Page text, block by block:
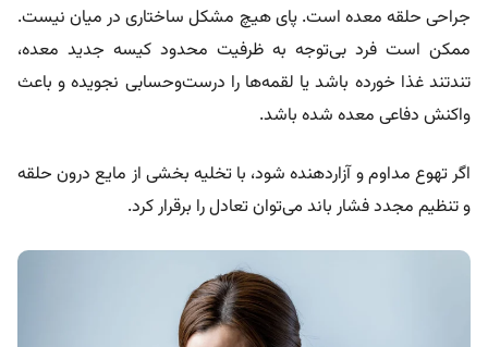
جراحی حلقه معده است. پای هیچ مشکل ساختاری در میان نیست.
ممکن است فرد بی‌توجه به ظرفیت محدود کیسه جدید معده،
تندتند غذا خورده باشد یا لقمه‌ها را درست‌و‌حسابی نجویده و باعث
واکنش دفاعی معده شده باشد.
اگر تهوع مداوم و آزاردهنده شود، با تخلیه بخشی از مایع درون حلقه
و تنظیم مجدد فشار باند می‌توان تعادل را برقرار کرد.